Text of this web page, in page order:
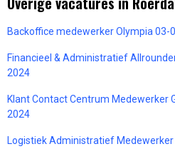
Backoffice medewerker Olympia 03-
Financieel & Administratief
2024
Klant Contact Centrum Medewerker
2024
Logistiek Administratief